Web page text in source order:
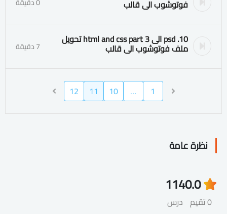
فوتوشوب الى قالب
10. psd الى html and css part 3 تحويل
ملف فوتوشوب الى قالب 7 دقيقة
1
…
10
11
12
نظرة عامة
0.0
0 تقيم
114
درس